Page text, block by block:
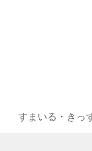
すまいる・きっ